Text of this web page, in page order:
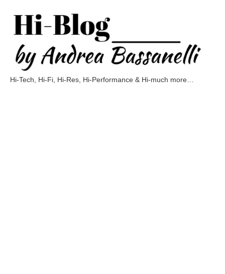
contenuto
Hi-Tech, Hi-Fi, Hi-Res, Hi-Performance & Hi-much more…